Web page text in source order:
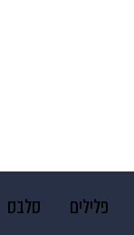
פלילים סלבס